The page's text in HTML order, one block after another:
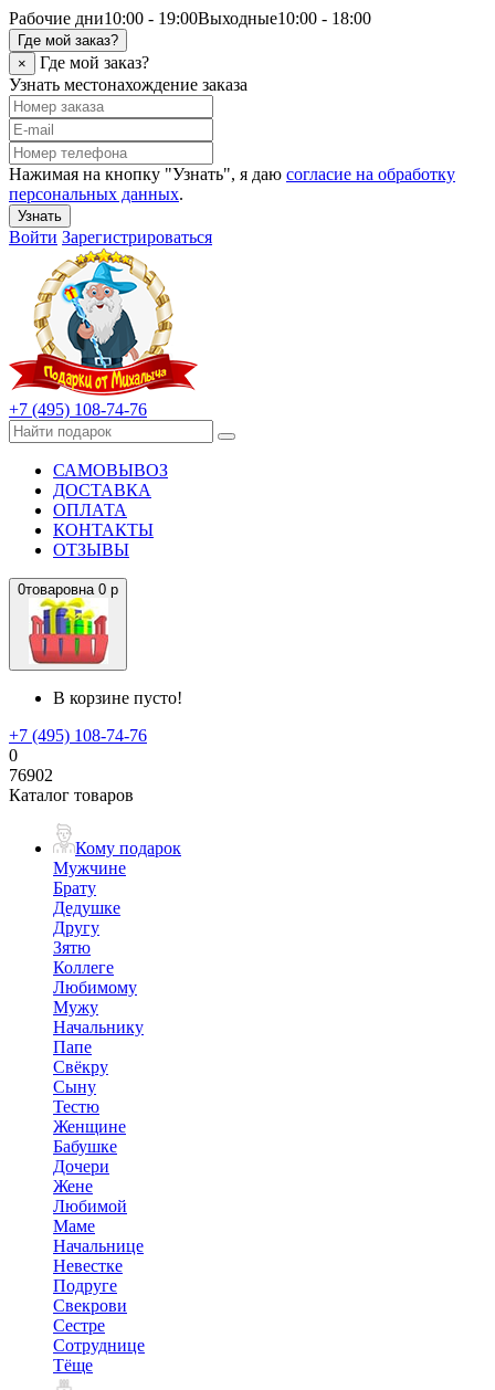
Рабочие дни10:00 - 19:00Выходные10:00 - 18:00
Где мой заказ?
×
Где мой заказ?
Узнать местонахождение заказа
Нажимая на кнопку "Узнать", я даю согласие на обработку
персональных данных.
Узнать
Войти Зарегистрироваться
+7 (495) 108-74-76
САМОВЫВОЗ
ДОСТАВКА
ОПЛАТА
КОНТАКТЫ
ОТЗЫВЫ
0товаровна 0 р
В корзине пусто!
+7 (495) 108-74-76
0
76902
Каталог товаров
Кому подарок
Мужчине
Брату
Дедушке
Другу
Зятю
Коллеге
Любимому
Мужу
Начальнику
Папе
Свёкру
Сыну
Тестю
Женщине
Бабушке
Дочери
Жене
Любимой
Маме
Начальнице
Невестке
Подруге
Свекрови
Сестре
Сотруднице
Тёще